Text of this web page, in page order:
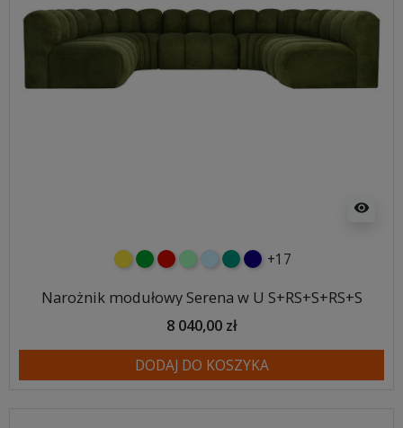
visibility
żółtyzielonyczerwony
miętowybłękitnyturkusowy
granatowy
+17
Narożnik modułowy Serena w U S+RS+S+RS+S
8 040,00 zł
DODAJ DO KOSZYKA